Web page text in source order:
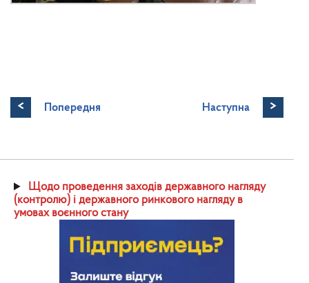
< Попередня Наступна >
Щодо проведення заходів державного нагляду
(контролю) і державного ринкового нагляду в
умовах воєнного стану